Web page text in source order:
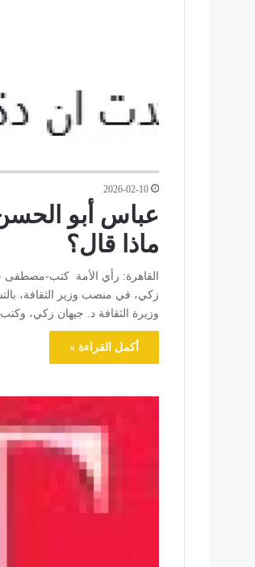
2026-02-10
عباس أبو الحسن
ماذا قال؟
زكي، في منصب وزير الثقافة،
وزيرة الثقافة د. جيهان زكي،
أكمل القراءة »